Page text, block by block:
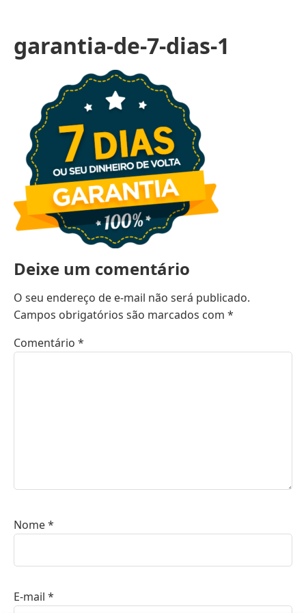
garantia-de-7-dias-1
Deixe um comentário
O seu endereço de e-mail não será publicado.
Campos obrigatórios são marcados com *
Comentário *
Nome*
E-mail *